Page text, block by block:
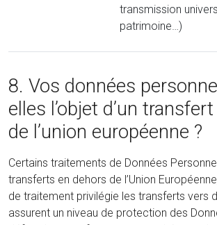
transmission
patrimoine…)
8. Vos données
elles l’objet d’un
de l’union européenne ?
Certains traitements de Données
transferts en dehors de l’Union
de traitement privilégie les transferts vers
assurent un niveau de protection des